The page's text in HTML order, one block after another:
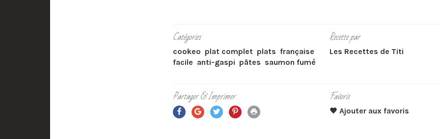
Catégories
cookeo plat complet plats française
facile anti-gaspi pâtes saumon fumé
Recette par
Les Recettes de Titi
Partager & Imprimer Favoris